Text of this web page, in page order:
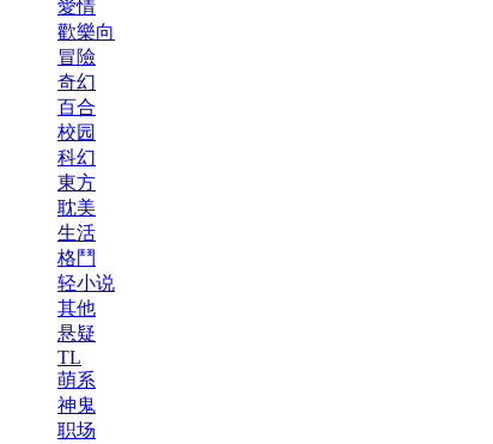
愛情
歡樂向
冒險
奇幻
百合
校园
科幻
東方
耽美
生活
格鬥
轻小说
其他
悬疑
TL
萌系
神鬼
职场